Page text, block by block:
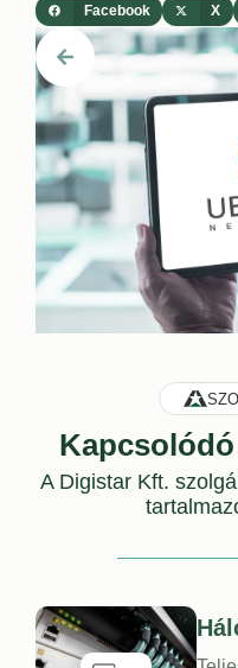
Facebook X
A Digistar Kft.